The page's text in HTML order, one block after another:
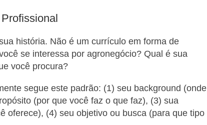
história. Não é um currículo em forma de
se interessa por agronegócio? Qual é sua
você procura?
segue este padrão: (1) seu background (onde
(por que você faz o que faz), (3) sua
oferece), (4) seu objetivo ou busca (para que tipo